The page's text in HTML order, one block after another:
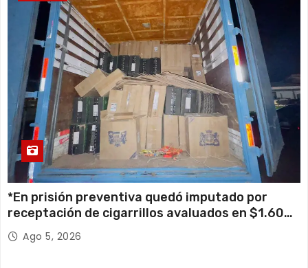
*En prisión preventiva quedó imputado por
receptación de cigarrillos avaluados en $1.600
millones*
Ago 5, 2026